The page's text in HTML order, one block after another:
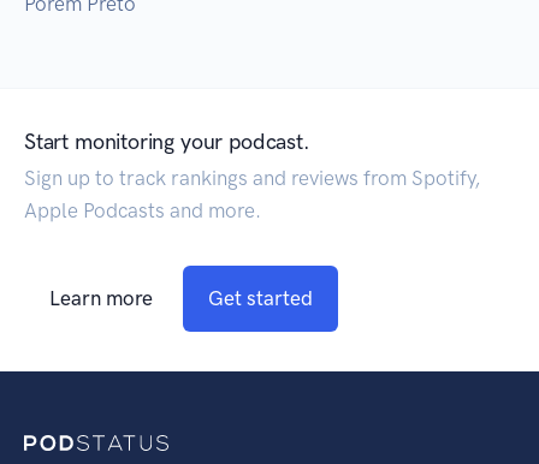
Start monitoring your podcast.
Sign up to track rankings and reviews from Spotify,
Apple Podcasts and more.
Learn more Get started